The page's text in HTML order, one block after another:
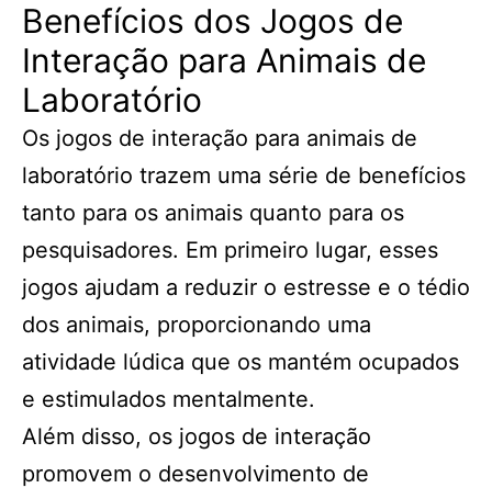
Benefícios dos Jogos de
Interação para Animais de
Laboratório
Os jogos de interação para animais de
laboratório trazem uma série de benefícios
tanto para os animais quanto para os
pesquisadores. Em primeiro lugar, esses
jogos ajudam a reduzir o estresse e o tédio
dos animais, proporcionando uma
atividade lúdica que os mantém ocupados
e estimulados mentalmente.
Além disso, os jogos de interação
promovem o desenvolvimento de